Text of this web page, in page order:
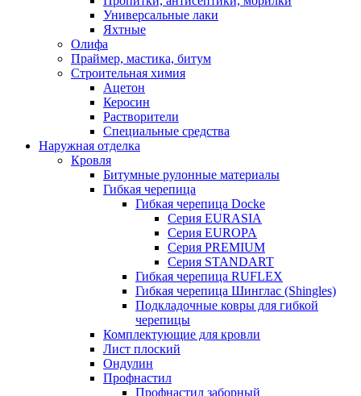
Универсальные лаки
Яхтные
Олифа
Праймер, мастика, битум
Строительная химия
Ацетон
Керосин
Растворители
Специальные средства
Наружная отделка
Кровля
Битумные рулонные материалы
Гибкая черепица
Гибкая черепица Docke
Серия EURASIA
Серия EUROPA
Серия PREMIUM
Серия STANDART
Гибкая черепица RUFLEX
Гибкая черепица Шинглас (Shingles)
Подкладочные ковры для гибкой
черепицы
Комплектующие для кровли
Лист плоский
Ондулин
Профнастил
Профнастил заборный